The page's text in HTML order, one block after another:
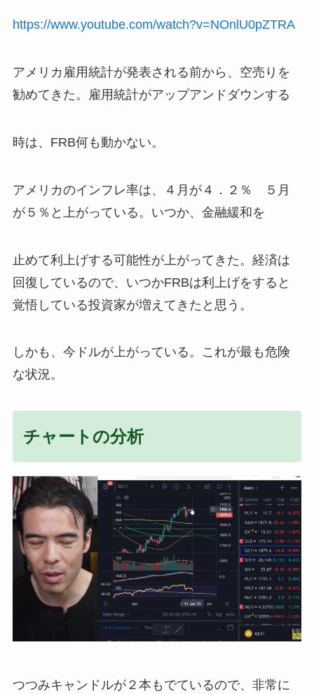
https://www.youtube.com/watch?v=NOnlU0pZTRA
アメリカ雇用統計が発表される前から、空売りを
勧めてきた。雇用統計がアップアンドダウンする
時は、FRB何も動かない。
アメリカのインフレ率は、４月が４．２％ ５月
が５％と上がっている。いつか、金融緩和を
止めて利上げする可能性が上がってきた。経済は
回復しているので、いつかFRBは利上げをすると
覚悟している投資家が増えてきたと思う。
しかも、今ドルが上がっている。これが最も危険
な状況。
チャートの分析
つつみキャンドルが２本もでているので、非常に